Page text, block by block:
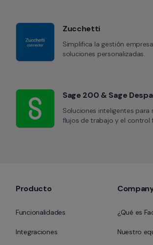
Zucchetti
Simplifica la gestión
soluciones personalizadas.
Sage 200 & Sage
Soluciones inteligentes para
flujos de trabajo y el control
Producto
Funcionalidades
Integraciones
¿Qué es
Nuestro